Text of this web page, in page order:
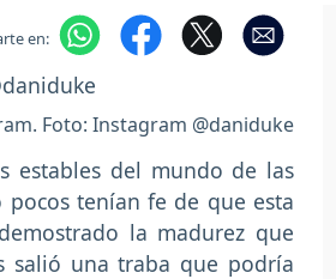
en:
Foto: Instagram @daniduke
estables del mundo de las
tenían fe de que esta
la madurez que
salió una traba que podría